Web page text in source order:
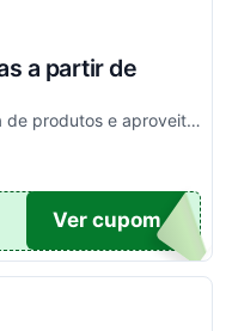
a partir de
Garanta seus descontos nessa lista de produtos e aproveite para economizar agora mesmo! Válido para todo o site exceto em produtos com o selo "Estou Zerado"
ONTO
Ver cupom